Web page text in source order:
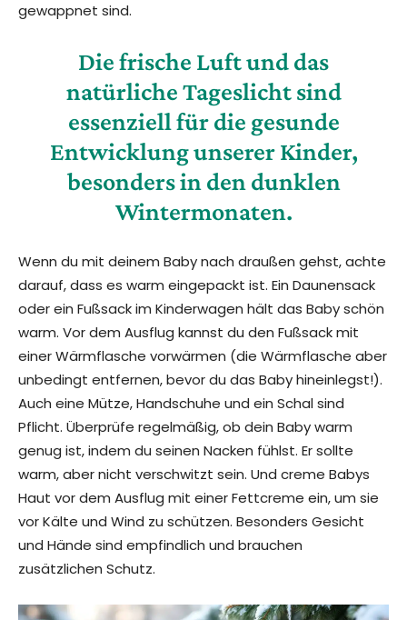
gewappnet sind.
Die frische Luft und das
natürliche Tageslicht sind
essenziell für die gesunde
Entwicklung unserer Kinder,
besonders in den dunklen
Wintermonaten.
Wenn du mit deinem Baby nach draußen gehst, achte
darauf, dass es warm eingepackt ist. Ein Daunensack
oder ein Fußsack im Kinderwagen hält das Baby schön
warm. Vor dem Ausflug kannst du den Fußsack mit
einer Wärmflasche vorwärmen (die Wärmflasche aber
unbedingt entfernen, bevor du das Baby hineinlegst!).
Auch eine Mütze, Handschuhe und ein Schal sind
Pflicht. Überprüfe regelmäßig, ob dein Baby warm
genug ist, indem du seinen Nacken fühlst. Er sollte
warm, aber nicht verschwitzt sein. Und creme Babys
Haut vor dem Ausflug mit einer Fettcreme ein, um sie
vor Kälte und Wind zu schützen. Besonders Gesicht
und Hände sind empfindlich und brauchen
zusätzlichen Schutz.